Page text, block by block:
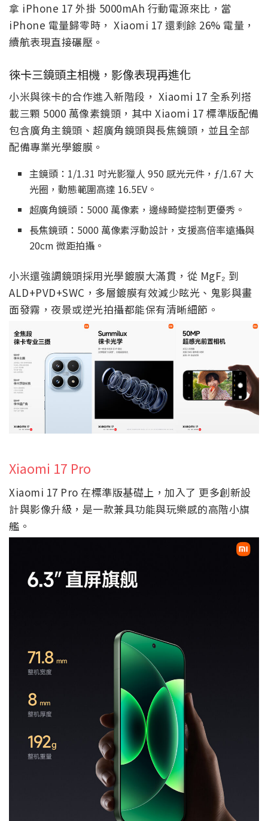
拿 iPhone 17 外掛 5000mAh 行動電源來比，當
iPhone 電量歸零時， Xiaomi 17 還剩餘 26% 電量，
續航表現直接碾壓。
徠卡三鏡頭主相機，影像表現再進化
小米與徠卡的合作進入新階段， Xiaomi 17 全系列搭
載三顆 5000 萬像素鏡頭，其中 Xiaomi 17 標準版配備
包含廣角主鏡頭、超廣角鏡頭與長焦鏡頭，並且全部
配備專業光學鍍膜。
主鏡頭：1/1.31 吋光影獵人 950 感光元件，ƒ/1.67 大
光圈，動態範圍高達 16.5EV。
超廣角鏡頭：5000 萬像素，邊緣畸變控制更優秀。
長焦鏡頭：5000 萬像素浮動設計，支援高倍率遠攝與
20cm 微距拍攝。
小米還強調鏡頭採用光學鍍膜大滿貫，從 MgF₂ 到
ALD+PVD+SWC，多層鍍膜有效減少眩光、鬼影與畫
面發霧，夜景或逆光拍攝都能保有清晰細節。
Xiaomi 17 Pro
Xiaomi 17 Pro 在標準版基礎上，加入了 更多創新設
計與影像升級，是一款兼具功能與玩樂感的高階小旗
艦。